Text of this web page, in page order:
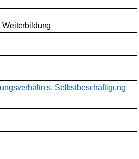
Weiterbildung
Selbstbeschäftigung